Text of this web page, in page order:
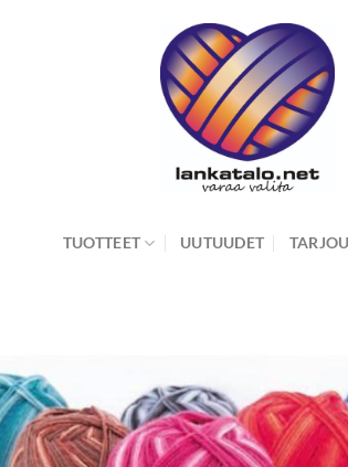
TUOTTEET UUTUUDET